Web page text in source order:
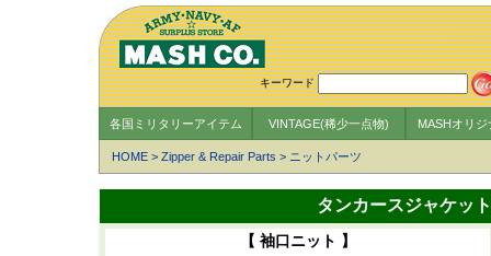
キーワード
各国ミリタリーアイテム VINTAGE(稀少一点物) MASHオリ
HOME > Zipper & Repair Parts > ニットパーツ
タンカースジャケッ
【 袖口ニット 】